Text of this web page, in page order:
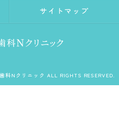
サイトマップ
科Nクリニック ALL RIGHTS RESERVED.